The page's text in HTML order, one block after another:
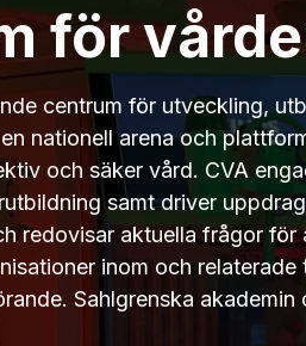
för
centrum för utveckling,
nationell arena och
och säker vård. CVA
samt driver
redovisar aktuella frågor
inom och
Sahlgrenska